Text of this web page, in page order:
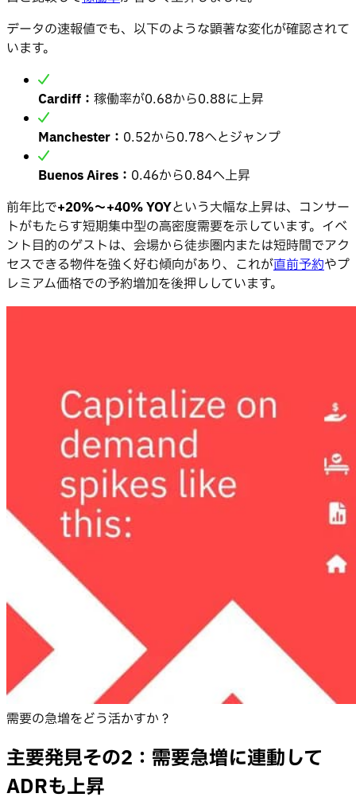
データの速報値でも、以下のような顕著な変化が確認されて
います。
Cardiff： 稼働率が0.68から0.88に上昇
Manchester： 0.52から0.78へとジャンプ
Buenos Aires： 0.46から0.84へ上昇
前年比で+20%〜+40% YOYという大幅な上昇は、コンサー
トがもたらす短期集中型の高密度需要を示しています。イベ
ント目的のゲストは、会場から徒歩圏内または短時間でアク
セスできる物件を強く好む傾向があり、これが直前予約やプ
レミアム価格での予約増加を後押ししています。
需要の急増をどう活かすか？
主要発見その2：需要急増に連動して
ADRも上昇